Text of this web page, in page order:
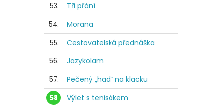
53.
Tři přání
54.
Morana
55.
Cestovatelská přednáška
56.
Jazykolam
57.
Pečený „had“ na klacku
58
Výlet s tenisákem